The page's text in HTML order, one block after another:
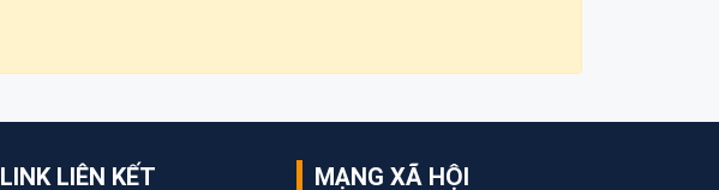
LINK LIÊN KẾT MẠNG XÃ HỘI